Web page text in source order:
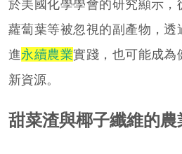
於美國化學學會的研究顯示，
蘿蔔葉等被忽視的副產物，透
進永續農業實踐，也可能成為
新資源。
甜菜渣與椰子纖維的農